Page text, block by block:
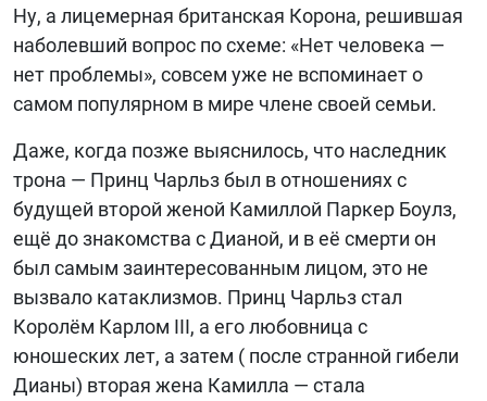
Ну, а лицемерная британская Корона, решившая
наболевший вопрос по схеме: «Нет человека —
нет проблемы», совсем уже не вспоминает о
самом популярном в мире члене своей семьи.
Даже, когда позже выяснилось, что наследник
трона — Принц Чарльз был в отношениях с
будущей второй женой Камиллой Паркер Боулз,
ещё до знакомства с Дианой, и в её смерти он
был самым заинтересованным лицом, это не
вызвало катаклизмов. Принц Чарльз стал
Королём Карлом III, а его любовница с
юношеских лет, а затем ( после странной гибели
Дианы) вторая жена Камилла — стала